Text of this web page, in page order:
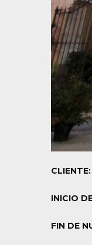
CLIENTE:
INICIO
FIN DE